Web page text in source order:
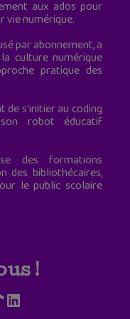
aux ados pour
vie numérique.
par abonnement, a
culture numérique
pratique des
de s'initier au coding
robot éducatif
des formations
des bibliothécaires,
le public scolaire
!
LinkedIn